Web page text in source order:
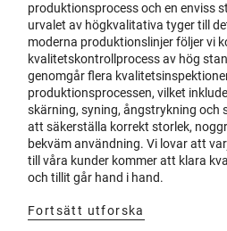
produktionsprocess och en enviss
urvalet av högkvalitativa tyger till
moderna produktionslinjer följer vi
kvalitetskontrollprocess av hög
genomgår flera
produktionsprocessen, vilket
skärning, syning, ångstrykning
att säkerställa korrekt storlek,
bekväm användning. Vi lovar att
till våra kunder kommer att klara
och tillit går hand i hand.
Fortsätt utforska